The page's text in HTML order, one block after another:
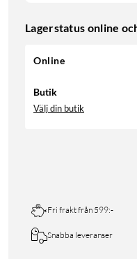
Lagerstatus online
Online
Butik
Välj din butik
Fri frakt från 599:-
Snabba leveranser